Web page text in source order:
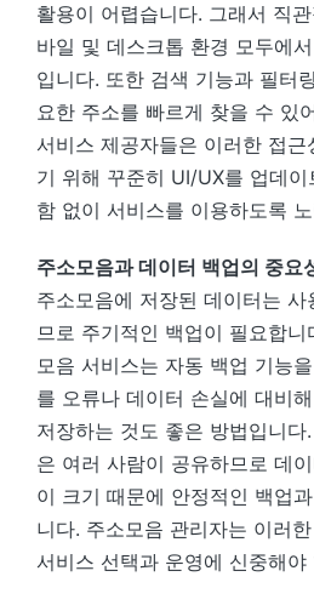
활용이 어렵습니다. 그래서 직
바일 및 데스크톱 환경 모두에
입니다. 또한 검색 기능과 필터
요한 주소를 빠르게 찾을 수 있
서비스 제공자들은 이러한 접
기 위해 꾸준히 UI/UX를 업데
함 없이 서비스를 이용하도록
주소모음과 데이터 백업의 중요
주소모음에 저장된 데이터는
므로 주기적인 백업이 필요합
모음 서비스는 자동 백업 기능
를 오류나 데이터 손실에 대비
저장하는 것도 좋은 방법입니
은 여러 사람이 공유하므로 데
이 크기 때문에 안정적인 백업
니다. 주소모음 관리자는 이러
서비스 선택과 운영에 신중해야